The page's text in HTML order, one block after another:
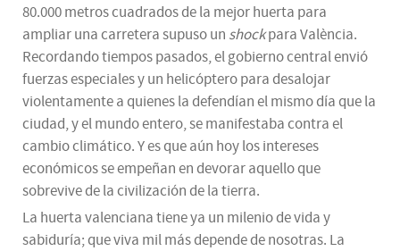
80.000 metros cuadrados de la mejor huerta para
ampliar una carretera supuso un shockpara València.
Recordando tiempos pasados, el gobierno central envió
fuerzas especiales y un helicóptero para desalojar
violentamente a quienes la defendían el mismo día que la
ciudad, y el mundo entero, se manifestaba contra el
cambio climático. Y es que aún hoy los intereses
económicos se empeñan en devorar aquello que
sobrevive de la civilización de la tierra.
La huerta valenciana tiene ya un milenio de vida y
sabiduría; que viva mil más depende de nosotras. La